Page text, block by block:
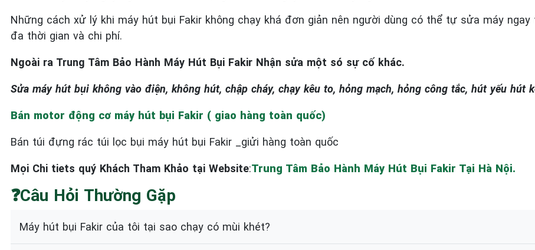
Những cách xử lý khi máy hút bụi Fakir không chạy khá đơn giản nên người dùng có thể tự sửa máy
đa thời gian và chi phí.
Ngoài ra Trung Tâm Bảo Hành Máy Hút Bụi Fakir Nhận sửa một só sự cố khác.
Sửa máy hút bụi không vào điện, không hút, chập cháy, chạy kêu to, hỏng mạch, hỏng công tắc, hút yếu hút
Bán motor động cơ máy hút bụi Fakir ( giao hàng toàn quốc)
Bán túi đựng rác túi lọc bụi máy hút bụi Fakir _giửi hàng toàn quốc
Mọi Chi tiets quý Khách Tham Khảo tại Website:Trung Tâm Bảo Hành Máy Hút Bụi Fakir Tại Hà Nội.
❓Câu Hỏi Thường Gặp
Máy hút bụi Fakir của tôi tại sao chạy có mùi khét?